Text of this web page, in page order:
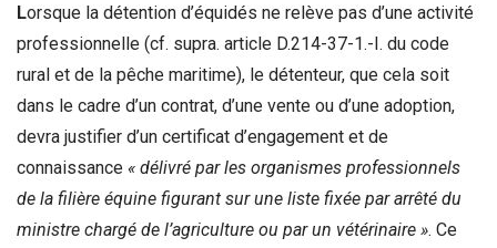
Lorsque la détention d’équidés ne relève pas d’une activité
professionnelle (cf. supra. article D.214-37-1.-I. du code
rural et de la pêche maritime), le détenteur, que cela soit
dans le cadre d’un contrat, d’une vente ou d’une adoption,
devra justifier d’un certificat d’engagement et de
connaissance « délivré par les organismes professionnels
de la filière équine figurant sur une liste fixée par arrêté du
ministre chargé de l’agriculture ou par un vétérinaire ». Ce